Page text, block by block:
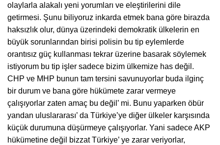
olaylarla alakalı yeni yorumları ve eleştirilerini dile
getirmesi. Şunu biliyoruz inkarda etmek bana göre birazda
haksızlık olur, dünya üzerindeki demokratik ülkelerin en
büyük sorunlarından birisi polisin bu tip eylemlerde
orantısız güç kullanması tekrar üzerine basarak söylemek
istiyorum bu tip işler sadece bizim ülkemize has değil.
CHP ve MHP bunun tam tersini savunuyorlar buda ilginç
bir durum ve bana göre hükümete zarar vermeye
çalışıyorlar zaten amaç bu değil’ mi. Bunu yaparken öbür
yandan uluslararası’ da Türkiye’ye diğer ülkeler karşısında
küçük durumuna düşürmeye çalışıyorlar. Yani sadece AKP
hükümetine değil bizzat Türkiye’ ye zarar veriyorlar,